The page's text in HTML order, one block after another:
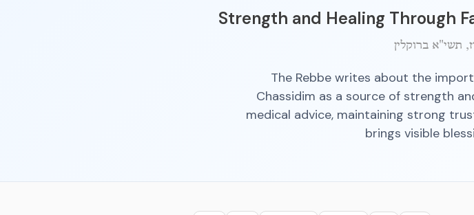
Strength and Healing Through
The Rebbe writes about the
Chassidim as a source of strength
medical advice, maintaining strong
brings visible